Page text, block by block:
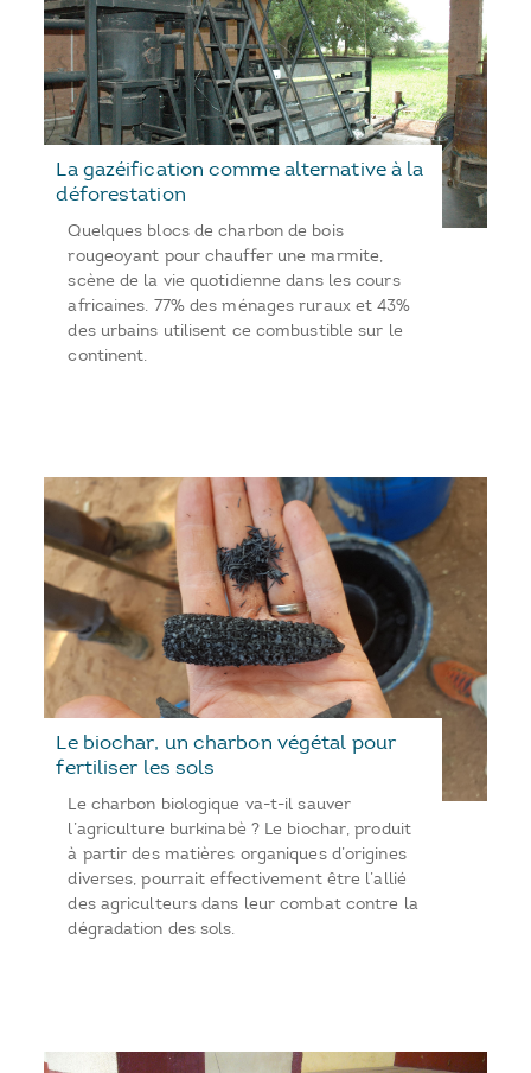
La gazéification comme alternative à la
déforestation
Quelques blocs de charbon de bois
rougeoyant pour chauffer une marmite,
scène de la vie quotidienne dans les cours
africaines. 77% des ménages ruraux et 43%
des urbains utilisent ce combustible sur le
continent.
Le biochar, un charbon végétal pour
fertiliser les sols
Le charbon biologique va-t-il sauver
l’agriculture burkinabè ? Le biochar, produit
à partir des matières organiques d’origines
diverses, pourrait effectivement être l’allié
des agriculteurs dans leur combat contre la
dégradation des sols.